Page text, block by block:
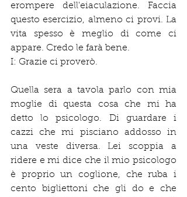
erompere dell'eiaculazione. Faccia
questo esercizio, almeno ci provi. La
vita spesso è meglio di come ci
appare. Credo le farà bene.
I: Grazie ci proverò.
Quella sera a tavola parlo con mia
moglie di questa cosa che mi ha
detto lo psicologo. Di guardare i
cazzi che mi pisciano addosso in
una veste diversa. Lei scoppia a
ridere e mi dice che il mio psicologo
è proprio un coglione, che ruba i
cento bigliettoni che gli do e che